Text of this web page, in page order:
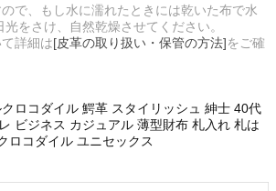
で、もし水に濡れたときには乾いた布で水
をさけ、自然乾燥させてください。
詳細は[皮革の取り扱い・保管の方法]をご確
ロコダイル 鰐革 スタイリッシュ 紳士 40代
ビジネス カジュアル 薄型財布 札入れ 札は
ロコダイル ユニセックス